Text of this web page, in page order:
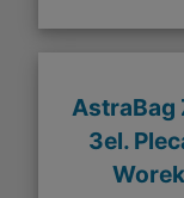
AstraBag
3el.